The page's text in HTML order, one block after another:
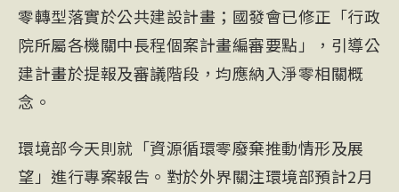
零轉型落實於公共建設計畫；國發會已修正「行政
院所屬各機關中長程個案計畫編審要點」，引導公
建計畫於提報及審議階段，均應納入淨零相關概
念。
環境部今天則就「資源循環零廢棄推動情形及展
望」進行專案報告。對於外界關注環境部預計2月